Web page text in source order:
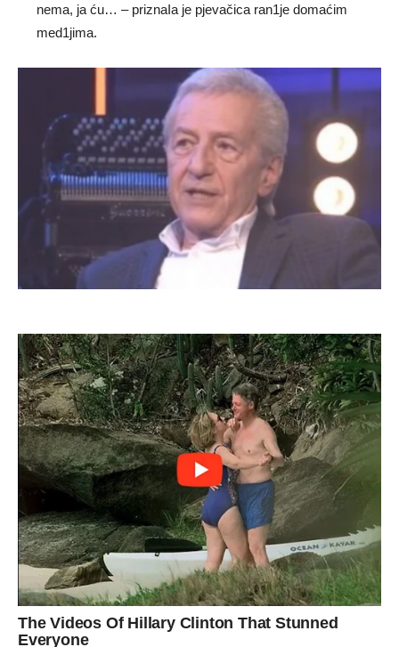
nema, ja ću… – priznaIa je pjevačica ran1je domaćim
med1jima.